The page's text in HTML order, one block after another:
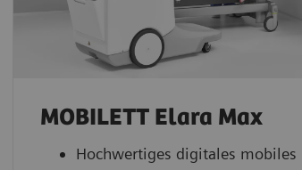
MOBILETT Elara Max
Hochwertiges digitales mobiles